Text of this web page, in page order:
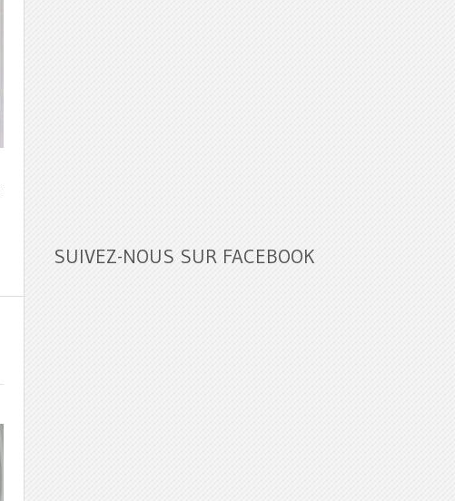
SUIVEZ-NOUS SUR FACEBOOK